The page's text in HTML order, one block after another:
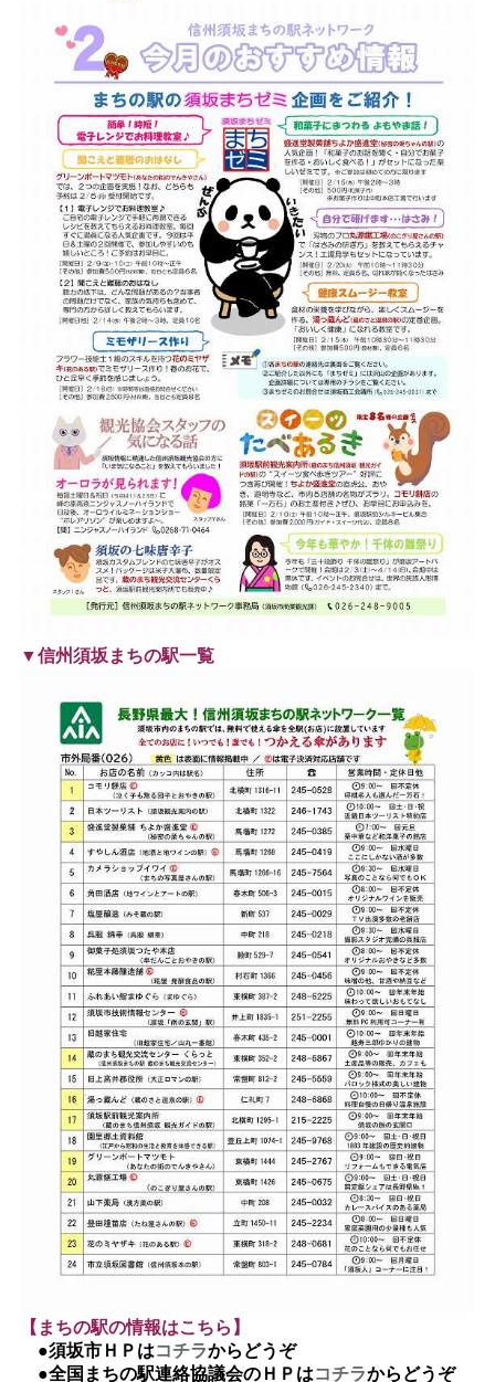
▼信州須坂まちの駅一覧
【まちの駅の情報はこちら】
●須坂市ＨＰはコチラからどうぞ
●全国まちの駅連絡協議会のＨＰはコチラからどうぞ